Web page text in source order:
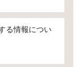
る情報につい